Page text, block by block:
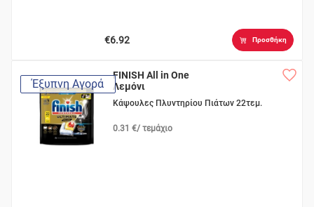
€6.92 Προσθήκη
Έξυπνη Αγορά
FINISH All in One
Λεμόνι
Κάψουλες Πλυντηρίου Πιάτων 22τεμ.
0.31 €/ τεμάχιο